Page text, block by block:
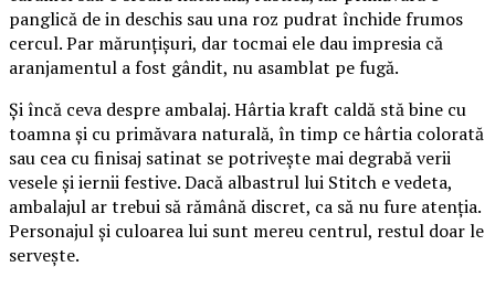
panglică de in deschis sau una roz pudrat închide frumos
cercul. Par mărunțișuri, dar tocmai ele dau impresia că
aranjamentul a fost gândit, nu asamblat pe fugă.
Și încă ceva despre ambalaj. Hârtia kraft caldă stă bine cu
toamna și cu primăvara naturală, în timp ce hârtia colorată
sau cea cu finisaj satinat se potrivește mai degrabă verii
vesele și iernii festive. Dacă albastrul lui Stitch e vedeta,
ambalajul ar trebui să rămână discret, ca să nu fure atenția.
Personajul și culoarea lui sunt mereu centrul, restul doar le
servește.